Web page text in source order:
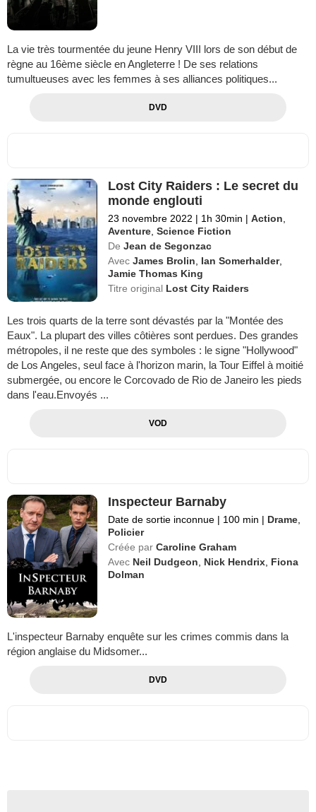
La vie très tourmentée du jeune Henry VIII lors de son début de
règne au 16ème siècle en Angleterre ! De ses relations
tumultueuses avec les femmes à ses alliances politiques...
DVD
Lost City Raiders : Le secret du
monde englouti
23 novembre 2022 | 1h 30min | Action
Aventure ,Science Fiction
De Jean de Segonzac
Avec James Brolin Ian Somerhalder,
Jamie Thomas King
Titre original Lost City Raiders
Les trois quarts de la terre sont dévastés par la "Montée des
Eaux". La plupart des villes côtières sont perdues. Des grandes
métropoles, il ne reste que des symboles : le signe "Hollywood"
de Los Angeles, seul face à l'horizon marin, la Tour Eiffel à moitié
submergée, ou encore le Corcovado de Rio de Janeiro les pieds
dans l'eau.Envoyés ...
VOD
Inspecteur Barnaby
Date de sortie inconnue | 100 min | Drame
Policier
Créée par Caroline Graham
Avec Neil Dudgeon Nick Hendrix Fiona
Dolman
L'inspecteur Barnaby enquête sur les crimes commis dans la
région anglaise du Midsomer...
DVD